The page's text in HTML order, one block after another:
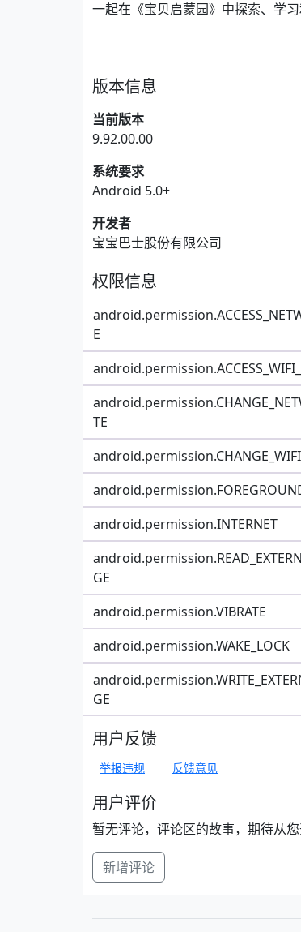
一起在《宝贝启蒙园》中探索、学习
版本信息
当前版本
9.92.00.00
系统要求
Android 5.0+
开发者
宝宝巴士股份有限公司
权限信息
E
TE
android.permission.INTERNET
GE
android.permission.VIBRATE
android.permission.WAKE_LOCK
GE
用户反馈
举报违规 反馈意见
用户评价
暂无评论，评论区的故事，期待从您
新增评论